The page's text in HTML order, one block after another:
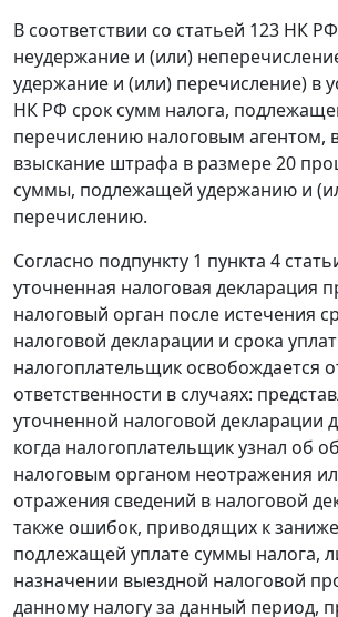
В соответствии со статьей 123 НК
неудержание и (или)
удержание и (или) перечисление) в
НК РФ срок сумм налога,
перечислению налоговым агентом,
взыскание штрафа в размере 20
суммы, подлежащей удержанию и
перечислению.
Согласно подпункту 1 пункта 4
уточненная налоговая декларация
налоговый орган после истечения
налоговой декларации и срока
налогоплательщик освобождается
ответственности в случаях:
уточненной налоговой декларации
когда налогоплательщик узнал об
налоговым органом неотражения
отражения сведений в налоговой
также ошибок, приводящих к
подлежащей уплате суммы налога,
назначении выездной налоговой
данному налогу за данный период,